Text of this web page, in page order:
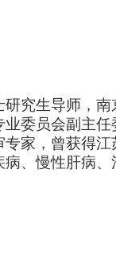
究生导师，
委员会副主
家，曾获得
、慢性肝病、